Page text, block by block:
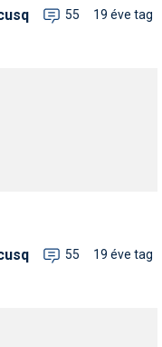
55 19 éve tag
55 19 éve tag